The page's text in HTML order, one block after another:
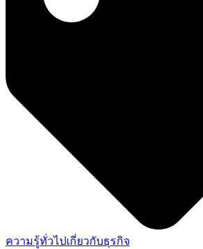
ความรู้ทั่วไปเกี่ยวกับธุรกิจ